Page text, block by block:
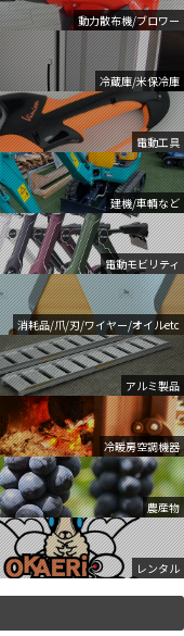
動力散布機/ブロワー
冷蔵庫/米保冷庫
電動工具
建機/車輌など
電動モビリティ
消耗品/爪/刃/ワイヤー/オイルetc
アルミ製品
冷暖房空調機器
農産物
レンタル